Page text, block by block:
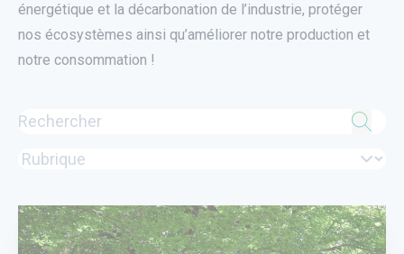
énergétique et la décarbonation de l’industrie, protéger
nos écosystèmes ainsi qu’améliorer notre production et
notre consommation !